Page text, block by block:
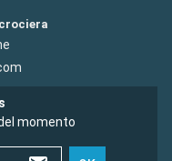
momento